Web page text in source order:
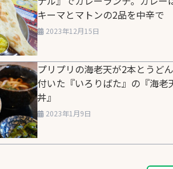
キーマとマトンの2品を中辛で
2023年12月15日
プリプリの海老天が2本とうど
付いた『いろりばた』の『海老
丼』
2023年1月9日